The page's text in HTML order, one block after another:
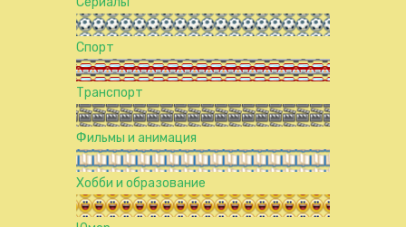
Спорт
Транспорт
Фильмы и анимация
Хобби и образование